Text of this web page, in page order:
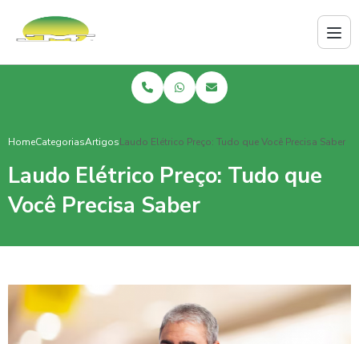
HomeCategoriasArtigosLaudo Elétrico Preço: Tudo que Você Precisa Saber
Laudo Elétrico Preço: Tudo que
Você Precisa Saber